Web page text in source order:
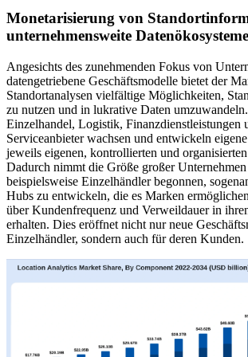
Monetarisierung von
unternehmensweite Datenökosysteme
Angesichts des zunehmenden Fokus von
datengetriebene Geschäftsmodelle bietet der
Standortanalysen vielfältige Möglichkeiten,
zu nutzen und in lukrative Daten
Einzelhandel, Logistik, Finanzdienstleistungen
Serviceanbieter wachsen und entwickeln
jeweils eigenen, kontrollierten und
Dadurch nimmt die Größe großer
beispielsweise Einzelhändler begonnen,
Hubs zu entwickeln, die es Marken
über Kundenfrequenz und Verweildauer in
erhalten. Dies eröffnet nicht nur neue
Einzelhändler, sondern auch für deren Kunden.